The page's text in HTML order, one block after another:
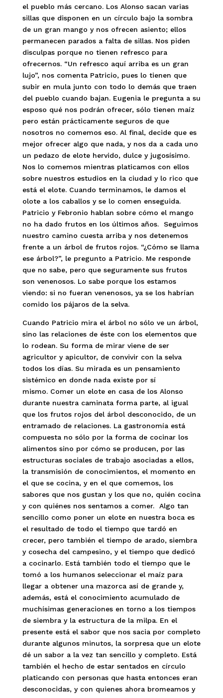
el pueblo más cercano. Los Alonso sacan varias
sillas que disponen en un círculo bajo la sombra
de un gran mango y nos ofrecen asiento; ellos
permanecen parados a falta de sillas. Nos piden
disculpas porque no tienen refresco para
ofrecernos. “Un refresco aquí arriba es un gran
lujo”, nos comenta Patricio, pues lo tienen que
subir en mula junto con todo lo demás que traen
del pueblo cuando bajan. Eugenia le pregunta a su
esposo qué nos podrán ofrecer, sólo tienen maíz
pero están prácticamente seguros de que
nosotros no comemos eso. Al final, decide que es
mejor ofrecer algo que nada, y nos da a cada uno
un pedazo de elote hervido, dulce y jugosísimo.
Nos lo comemos mientras platicamos con ellos
sobre nuestros estudios en la ciudad y lo rico que
está el elote. Cuando terminamos, le damos el
olote a los caballos y se lo comen enseguida.
Patricio y Febronio hablan sobre cómo el mango
no ha dado frutos en los últimos años. Seguimos
nuestro camino cuesta arriba y nos detenemos
frente a un árbol de frutos rojos. “¿Cómo se llama
ese árbol?”, le pregunto a Patricio. Me responde
que no sabe, pero que seguramente sus frutos
son venenosos. Lo sabe porque los estamos
viendo: si no fueran venenosos, ya se los habrían
comido los pájaros de la selva.
Cuando Patricio mira el árbol no sólo ve un árbol,
sino las relaciones de éste con los elementos que
lo rodean. Su forma de mirar viene de ser
agricultor y apicultor, de convivir con la selva
todos los días. Su mirada es un pensamiento
sistémico en donde nada existe por sí
mismo. Comer un elote en casa de los Alonso
durante nuestra caminata forma parte, al igual
que los frutos rojos del árbol desconocido, de un
entramado de relaciones. La gastronomía está
compuesta no sólo por la forma de cocinar los
alimentos sino por cómo se producen, por las
estructuras sociales de trabajo asociadas a ellos,
la transmisión de conocimientos, el momento en
el que se cocina, y en el que comemos, los
sabores que nos gustan y los que no, quién cocina
y con quiénes nos sentamos a comer. Algo tan
sencillo como poner un elote en nuestra boca es
el resultado de todo el tiempo que tardó en
crecer, pero también el tiempo de arado, siembra
y cosecha del campesino, y el tiempo que dedicó
a cocinarlo. Está también todo el tiempo que le
tomó a los humanos seleccionar el maíz para
llegar a obtener una mazorca así de grande y,
además, está el conocimiento acumulado de
muchísimas generaciones en torno a los tiempos
de siembra y la estructura de la milpa. En el
presente está el sabor que nos sacia por completo
durante algunos minutos, la sorpresa que un elote
dé un sabor a la vez tan sencillo y completo. Está
también el hecho de estar sentados en círculo
platicando con personas que hasta entonces eran
desconocidas, y con quienes ahora bromeamos y